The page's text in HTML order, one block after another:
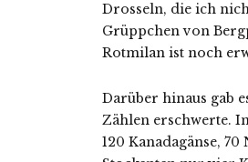
Drosseln, die ich
Grüppchen von
Rotmilan ist noch
Darüber hinaus gab
Zählen erschwerte.
120 Kanadagänse,